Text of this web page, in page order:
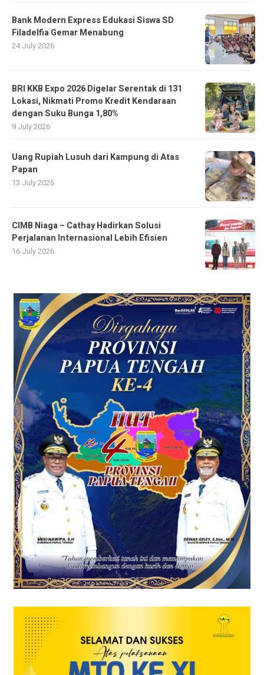
Bank Modern Express Edukasi Siswa SD
Filadelfia Gemar Menabung
24 July 2026
BRI KKB Expo 2026 Digelar Serentak di 131
Lokasi, Nikmati Promo Kredit Kendaraan
dengan Suku Bunga 1,80%
9 July 2026
Uang Rupiah Lusuh dari Kampung di Atas
Papan
13 July 2026
CIMB Niaga – Cathay Hadirkan Solusi
Perjalanan Internasional Lebih Efisien
16 July 2026